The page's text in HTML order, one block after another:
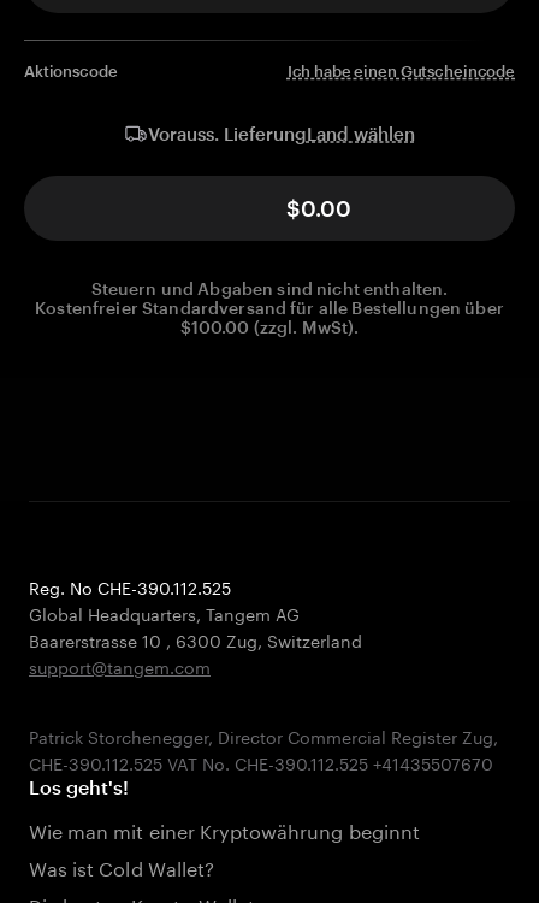
Aktionscode Ich habe einen Gutscheincode
Vorauss. LieferungLand wählen
$0.00
Steuern und Abgaben sind nicht enthalten.
Kostenfreier Standardversand für alle Bestellungen über
$100.00 (zzgl. MwSt).
Reg. No CHE-390.112.525
Global Headquarters, Tangem AG
Baarerstrasse 10 , 6300 Zug, Switzerland
support@tangem.com
Patrick Storchenegger, Director Commercial Register Zug,
Los geht's!
Wie man mit einer Kryptowährung beginnt
Was ist Cold Wallet?